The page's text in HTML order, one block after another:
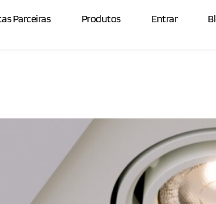
Parceiras Produtos Entrar
20.4W